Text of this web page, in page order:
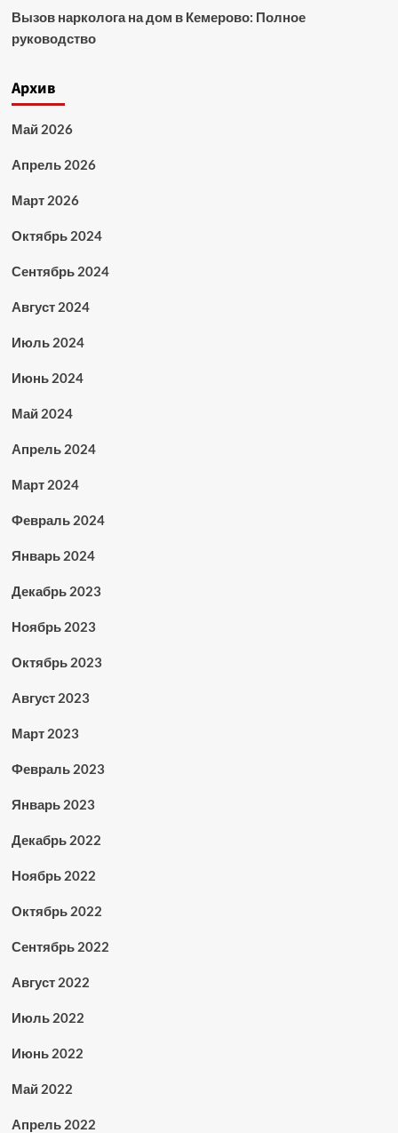
Вызов нарколога на дом в Кемерово: Полное
руководство
Архив
Май 2026
Апрель 2026
Март 2026
Октябрь 2024
Сентябрь 2024
Август 2024
Июль 2024
Июнь 2024
Май 2024
Апрель 2024
Март 2024
Февраль 2024
Январь 2024
Декабрь 2023
Ноябрь 2023
Октябрь 2023
Август 2023
Март 2023
Февраль 2023
Январь 2023
Декабрь 2022
Ноябрь 2022
Октябрь 2022
Сентябрь 2022
Август 2022
Июль 2022
Июнь 2022
Май 2022
Апрель 2022